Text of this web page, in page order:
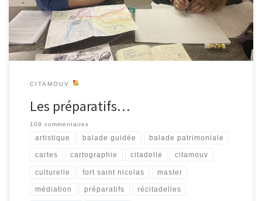
comprises, les récits […]
CITAMOUV
Les préparatifs…
109 commentaires
artistique balade guidée balade patrimoniale
cartes cartographie citadelle citamouv
culturelle fort saint nicolas master
médiation préparatifs récitadelles